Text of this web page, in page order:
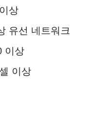
상
유선 네트워크
이상
이상